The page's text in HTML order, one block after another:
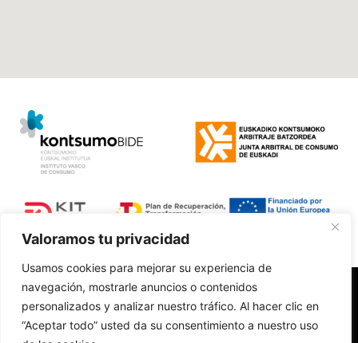
Valoramos tu privacidad
Usamos cookies para mejorar su experiencia de
navegación, mostrarle anuncios o contenidos
personalizados y analizar nuestro tráfico. Al hacer clic en
“Aceptar todo” usted da su consentimiento a nuestro uso
Polí­tica de Privacidad
Aviso Legal
Accesibilidad